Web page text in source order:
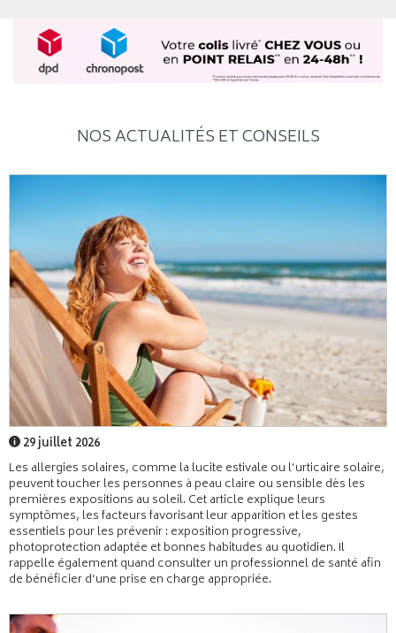
NOS ACTUALITÉS ET CONSEILS
29 juillet 2026
Les allergies solaires, comme la lucite estivale ou l’urticaire solaire,
peuvent toucher les personnes à peau claire ou sensible dès les
premières expositions au soleil. Cet article explique leurs
symptômes, les facteurs favorisant leur apparition et les gestes
essentiels pour les prévenir : exposition progressive,
photoprotection adaptée et bonnes habitudes au quotidien. Il
rappelle également quand consulter un professionnel de santé afin
de bénéficier d’une prise en charge appropriée.